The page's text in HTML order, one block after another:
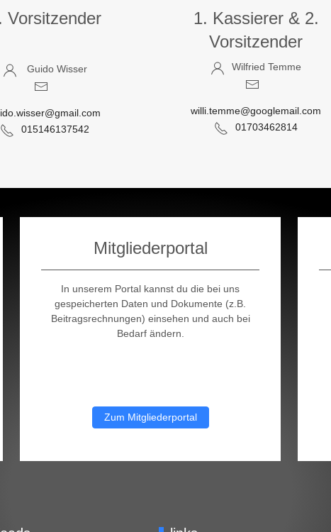
Vorsitzender
Guido Wisser
015146137542
1. Kassierer & 2.
Vorsitzender
Wilfried Temme
willi.temme@googlemail.com
01703462814
Mitgliederportal
In unserem Portal kannst du die bei uns
gespeicherten Daten und Dokumente (z.B.
Beitragsrechnungen) einsehen und auch bei
Bedarf ändern.
Zum Mitgliederportal